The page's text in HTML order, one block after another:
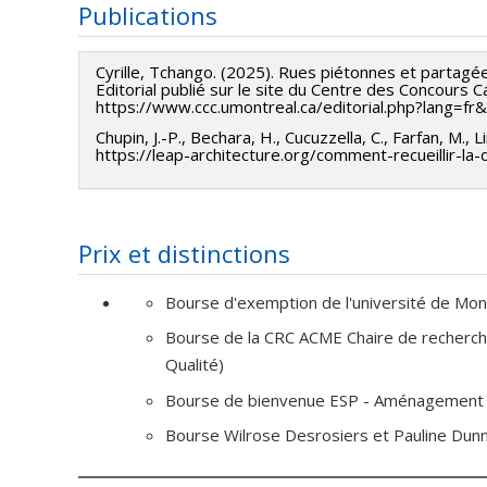
Notre recherche s'intéresse à la relation qui
une connaissance de l'historique de la
expériences vécues des personnes usagères de
méthodologique. Comme cas d'étude, nous avons
initié par l'architecte de paysage Maggie Keswick
Pendant son expérience du Cancer, Maggie a
fondation compte 29 centres opérationnels.
L'objectif principal des centres est de générer
en sont directement concernés ou non. Notre
expérience des personnes usagères à travers le
matériel des centres qui nous intéresse. Il sera
textures ; les couleurs ; les assemblages ; les
l'architecture du bâtiment et le paysage etc.
Publications
Cyrille, Tchango. (2025). Rues piétonnes et
Editorial publié sur le site du Centre des Concours
https://www.ccc.umontreal.ca/
Chupin, J.-P., Bechara, H., Cucuzzella, C., Farfan,
https://leap-architecture.org/comment-recueillir-
Prix et distinctions
Bourse d'exemption de l'université de
Bourse de la CRC ACME Chaire de
Qualité)
Bourse de bienvenue ESP - Aménagement
Bourse Wilrose Desrosiers et Pauline Dunn